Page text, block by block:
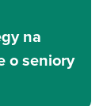
na
o seniory